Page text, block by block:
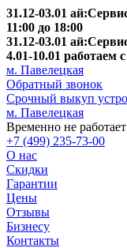
31.12-03.01
11:00 до 18:00
31.12-03.01
4.01-10.01 работаем
м. Павелецкая
Обратный звонок
Срочный выкуп
м. Павелецкая
Временно не работает
+7 (499) 235-73-00
О нас
Скидки
Гарантии
Цены
Отзывы
Бизнесу
Контакты